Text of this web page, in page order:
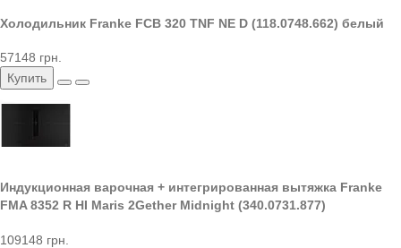
Холодильник Franke FCB 320 TNF NE D (118.0748.662) белый
57148 грн.
Купить
Индукционная варочная + интегрированная вытяжка Franke
FMA 8352 R HI Maris 2Gether Midnight (340.0731.877)
109148 грн.